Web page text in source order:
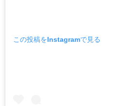
この投稿をInstagramで見る